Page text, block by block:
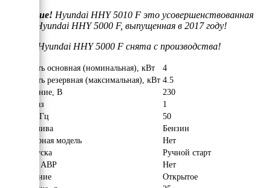
Внимание! Hyundai HHY 5010 F это усовершенствованная
модель Hyundai HHY 5000 F, выпущенная в 2017 году!
Модель Hyundai HHY 5000 F снята с производства!
Мощность основная (номинальная), кВт
4
Мощность резервная (максимальная), кВт 4.5
Напряжение, В
230
Число фаз
1
Частота, Гц
50
Вид топлива
Бензин
Инверторная модель
Нет
Тип запуска
Ручной старт
Наличие АВР
Нет
Исполнение
Открытое